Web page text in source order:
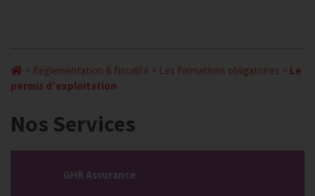
> Réglementation & fiscalité > Les formations obligatoires > Le
permis d’exploitation
Nos Services
GHR Assurance